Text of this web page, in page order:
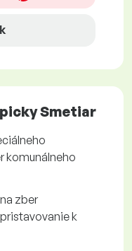
Smetiar
komunálneho
zber
k